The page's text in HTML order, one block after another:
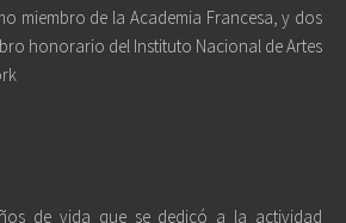
miembro de la Academia Francesa, y dos
honorario del Instituto Nacional de Artes
de vida que se dedicó a la actividad